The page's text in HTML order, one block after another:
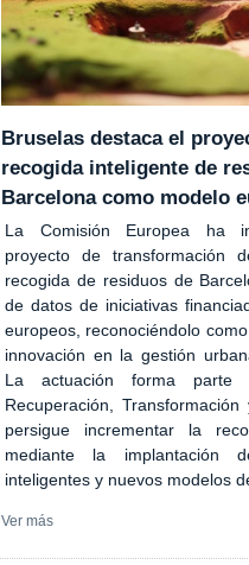
Bruselas destaca el
recogida inteligente de
Barcelona como modelo
La Comisión Europea ha
proyecto de transformación
recogida de residuos de
de datos de iniciativas
europeos, reconociéndolo
innovación en la gestión
La actuación forma
Recuperación,
persigue incrementar la
mediante la implantación
inteligentes y nuevos modelos
Ver más